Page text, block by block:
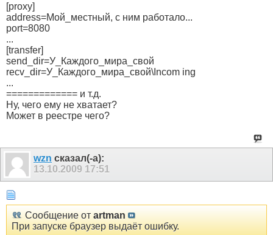
[proxy]
address=Мой_местный, с ним работало...
port=8080
...
[transfer]
send_dir=У_Каждого_мира_свой
recv_dir=У_Каждого_мира_свой\Incom ing
...
============= и т.д.
Ну, чего ему не хватает?
Может в реестре чего?
wzn сказал(-а):
13.10.2009 17:51
Сообщение от artman
При запуске браузер выдаёт ошибку.